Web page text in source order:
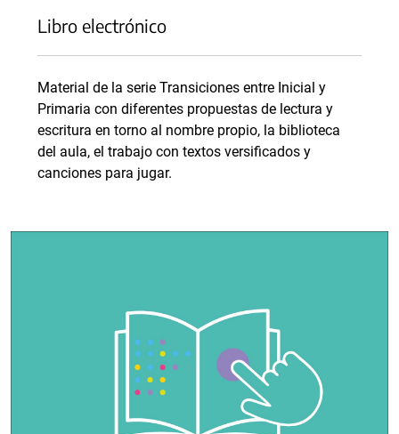
Libro electrónico
Material de la serie Transiciones entre Inicial y
Primaria con diferentes propuestas de lectura y
escritura en torno al nombre propio, la biblioteca
del aula, el trabajo con textos versificados y
canciones para jugar.